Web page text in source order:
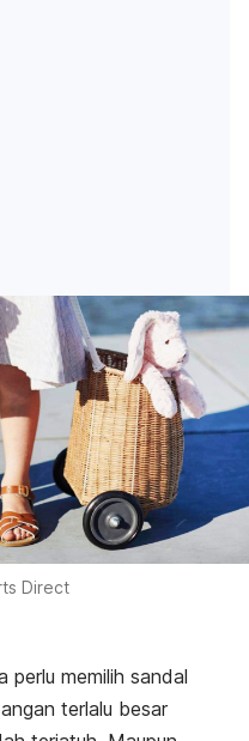
Direct
perlu memilih sandal
terlalu besar